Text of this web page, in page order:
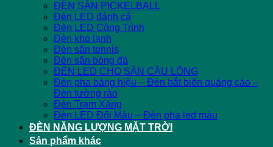
ĐÈN SÂN PICKELBALL
Đèn LED đánh cá
Đèn LED Công Trình
Đèn kho lạnh
Đèn sân tennis
Đèn sân bóng đá
ĐÈN LED CHO SÂN CẦU LÔNG
Đèn pha bảng hiệu – Đèn hắt biển quảng cáo –
Đèn tường rào
Đèn Trạm Xăng
Đèn LED Đổi Màu – Đèn pha led màu
ĐÈN NĂNG LƯỢNG MẶT TRỜI
Sản phẩm khác